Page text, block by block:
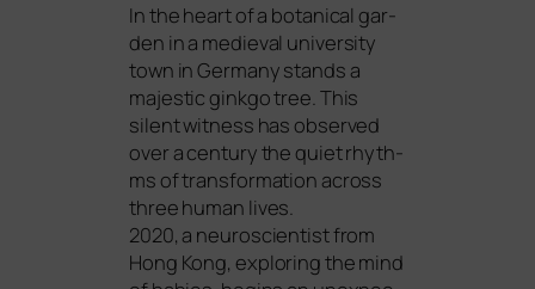
In the heart of a bota­ni­cal gar­
den in a medieval uni­ver­si­ty
town in Germany stands a
maje­s­tic gink­go tree. This
silent wit­ness has obser­ved
over a cen­tu­ry the quiet rhyth­
ms of trans­for­ma­ti­on across
three human lives.
2020, a neu­ro­sci­en­tist from
Hong Kong, explo­ring the mind